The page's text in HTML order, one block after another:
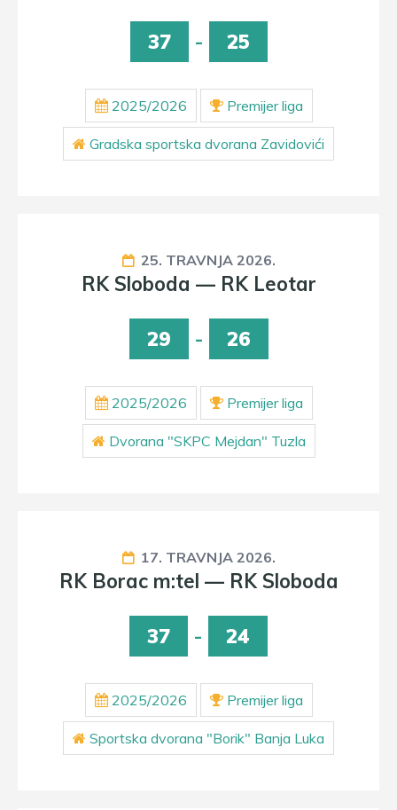
37 - 25
2025/2026 Premijer liga
Gradska sportska dvorana Zavidovići
25. TRAVNJA 2026.
RK Sloboda — RK Leotar
29 - 26
2025/2026 Premijer liga
Dvorana "SKPC Mejdan" Tuzla
17. TRAVNJA 2026.
RK Borac m:tel — RK Sloboda
37 - 24
2025/2026 Premijer liga
Sportska dvorana "Borik" Banja Luka